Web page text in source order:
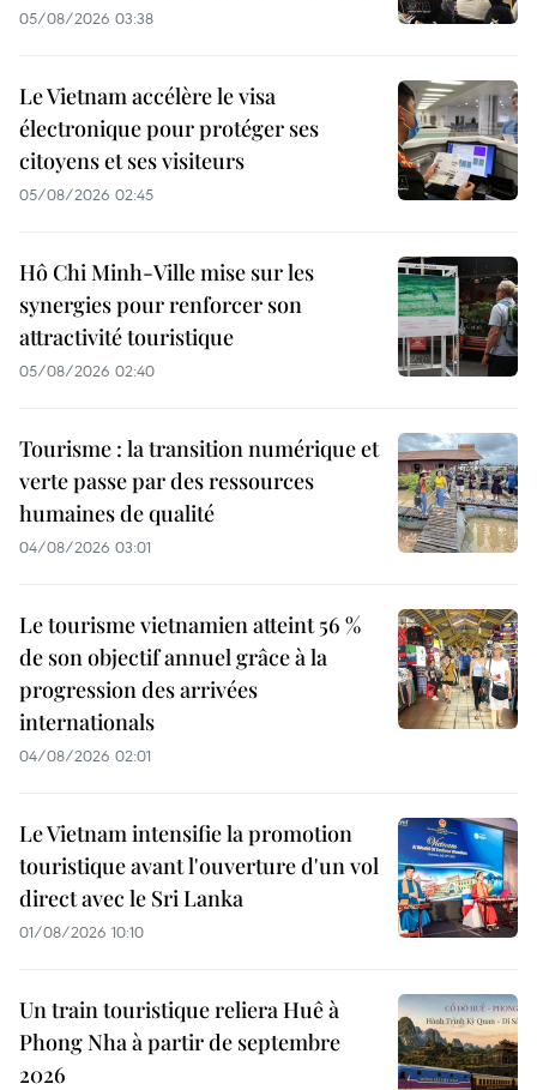
05/08/2026 03:38
Le Vietnam accélère le visa
électronique pour protéger ses
citoyens et ses visiteurs
05/08/2026 02:45
Hô Chi Minh-Ville mise sur les
synergies pour renforcer son
attractivité touristique
05/08/2026 02:40
Tourisme : la transition numérique et
verte passe par des ressources
humaines de qualité
04/08/2026 03:01
Le tourisme vietnamien atteint 56 %
de son objectif annuel grâce à la
progression des arrivées
internationals
04/08/2026 02:01
Le Vietnam intensifie la promotion
touristique avant l'ouverture d'un vol
direct avec le Sri Lanka
01/08/2026 10:10
Un train touristique reliera Huê à
Phong Nha à partir de septembre
2026